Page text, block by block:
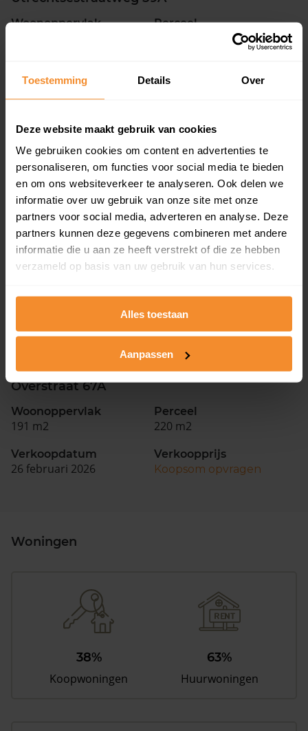
Toestemming Details Over
Deze website maakt gebruik van cookies
We gebruiken cookies om content en advertenties te
personaliseren, om functies voor social media te bieden
en om ons websiteverkeer te analyseren. Ook delen we
informatie over uw gebruik van onze site met onze
partners voor social media, adverteren en analyse. Deze
partners kunnen deze gegevens combineren met andere
informatie die u aan ze heeft verstrekt of die ze hebben
verzameld op basis van uw gebruik van hun services.
Alles toestaan
Aanpassen
Woonoppervlak Perceel
29 juni 2026
Koopsom opvragen
De Klamp 12
Woonoppervlak
118 m2
Perceel
147 m2
Verkoopdatum
29 juni 2026
Verkoopprijs
Koopsom opvragen
Overstraat 67A
144 m2 220 m2
26 februari 2026
Koopsom opvragen
Overstraat 67A
Woonoppervlak
191 m2
Perceel
220 m2
Verkoopdatum
26 februari 2026
Verkoopprijs
Koopsom opvragen
Woningen
38%
Koopwoningen
63%
Huurwoningen